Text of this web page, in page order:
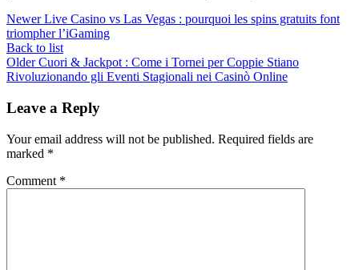
Newer Live Casino vs Las Vegas : pourquoi les spins gratuits font
triompher l’iGaming
Back to list
Older Cuori & Jackpot : Come i Tornei per Coppie Stiano
Rivoluzionando gli Eventi Stagionali nei Casinò Online
Leave a Reply
Your email address will not be published. Required fields are
marked *
Comment *